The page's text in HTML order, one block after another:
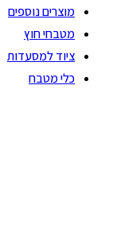
מוצרים נוספים
מטבחי חוץ
ציוד למסעדות
כלי מטבח